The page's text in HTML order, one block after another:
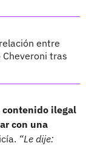
entre
Cheveroni tras
contenido ilegal
con una
“Le dije: